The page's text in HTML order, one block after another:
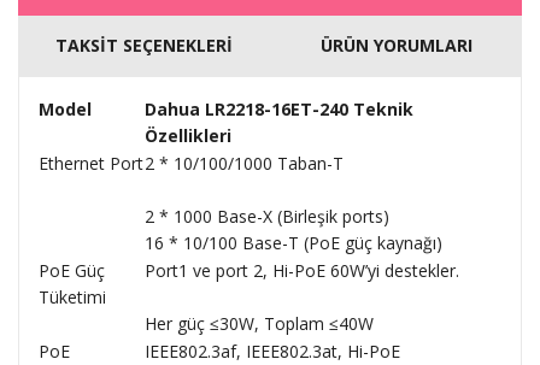
TAKSİT SEÇENEKLERİ ÜRÜN YORUMLARI
Model
Dahua LR2218-16ET-240 Teknik
Özellikleri
Ethernet Port2 * 10/100/1000 Taban-T
2 * 1000 Base-X (Birleşik ports)
16 * 10/100 Base-T (PoE güç kaynağı)
PoE Güç
Tüketimi
Port1 ve port 2, Hi-PoE 60W’yi destekler.
Her güç ≤30W, Toplam ≤40W
PoE
IEEE802.3af, IEEE802.3at, Hi-PoE